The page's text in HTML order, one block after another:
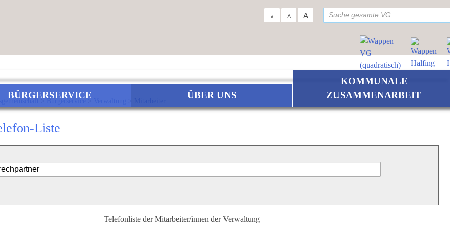
A A A
BÜRGERSERVICE ÜBER UNS
KOMMUNALE
ZUSAMMENARBEIT
>Bürgerservice>
Liste
Telefonliste der Mitarbeiter/innen der Verwaltung